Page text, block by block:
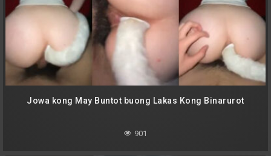
Jowa kong May Buntot buong Lakas Kong Binarurot
901